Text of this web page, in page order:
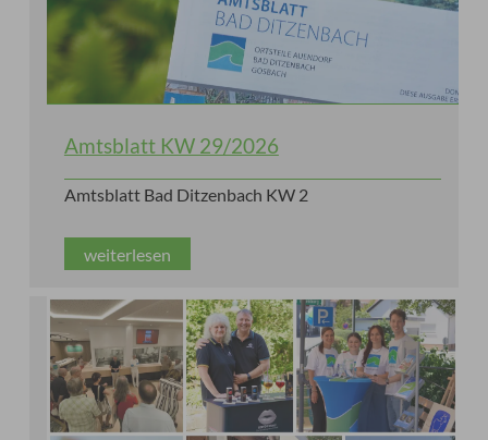
Amtsblatt KW 29/2026
Amtsblatt Bad Ditzenbach KW 2
weiterlesen